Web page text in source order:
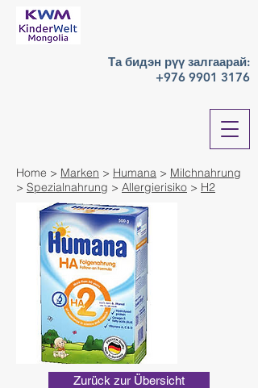
Та бидэн рүү залгаарай:
+976 9901 3176
Zurück zur Übersicht
Home > Marken > Humana > Milchnahrung
> Spezialnahrung > Allergierisiko > H2